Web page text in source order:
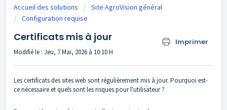
Accueil des solutions
Site AgroVision général
Configuration requise
Certificats mis à jour Imprimer
Modifié le : Jeu, 7 Mai, 2026 à 10:10 H
Les certificats des sites web sont régulièrement mis à jour. Pourquoi est-
ce nécessaire et quels sont les risques pour l'utilisateur ?